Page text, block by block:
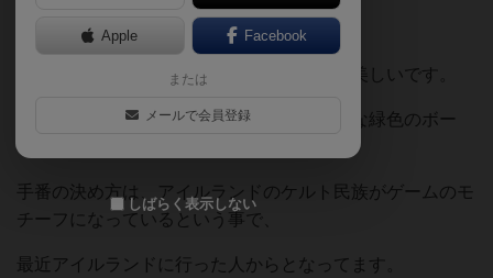
純粋にケルトダイスのレビューです。
まずこのゲーム、コンポーネントがとても美しいです。
木の駒に木のサイコロ。コンパクトで綺麗な緑色のボー
ド。そして可愛いチップ。
手番の決め方は、アイルランドのケルト民族がゲームのモ
チーフになっているという事で、
最近アイルランドに行った人からとなってます。
Apple Facebook
または
メールで会員登録
しばらく表示しない